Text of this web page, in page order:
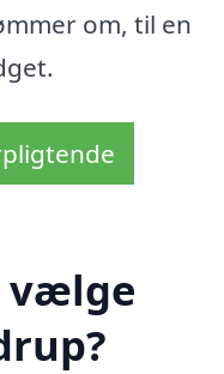
om, til en
vælge